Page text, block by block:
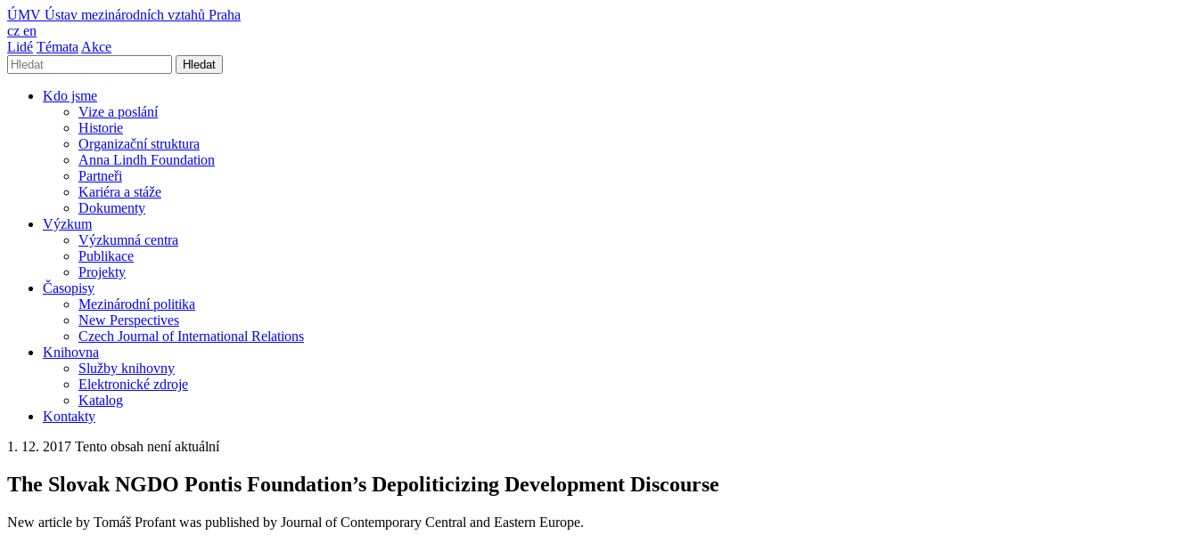
ÚMV Ústav mezinárodních vztahů Praha
cz en
Lidé Témata Akce
Hledat
Kdo jsme
Vize a poslání
Historie
Organizační struktura
Anna Lindh Foundation
Partneři
Kariéra a stáže
Dokumenty
Výzkum
Výzkumná centra
Publikace
Projekty
Časopisy
Mezinárodní politika
New Perspectives
Czech Journal of International Relations
Knihovna
Služby knihovny
Elektronické zdroje
Katalog
Kontakty
1. 12. 2017 Tento obsah není aktuální
The Slovak NGDO Pontis Foundation’s Depoliticizing Development Discourse
New article by Tomáš Profant was published by Journal of Contemporary Central and Eastern Europe.